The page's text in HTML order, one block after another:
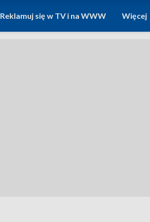
Reklamuj się w TV i na WWW Więcej